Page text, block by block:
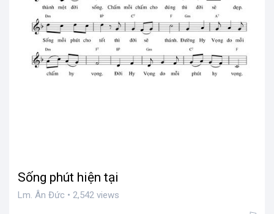
Sống phút hiện tại
Lm. Ân Đức • 2,542 views